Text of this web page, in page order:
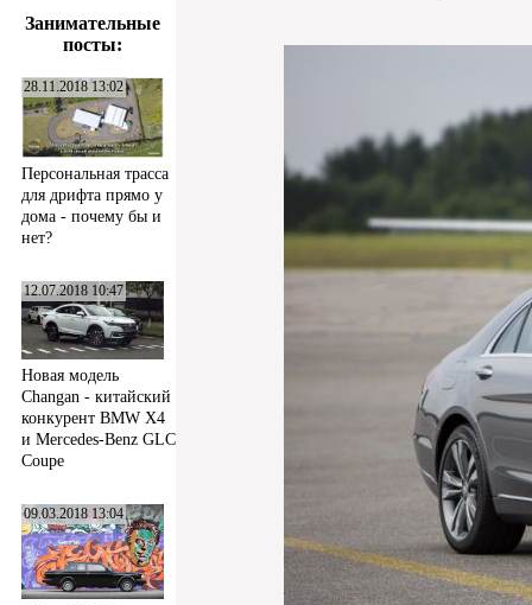
Занимательные
посты:
28.11.2018 13:02
Персональная трасса
для дрифта прямо у
дома - почему бы и
нет?
12.07.2018 10:47
Новая модель
Changan - китайский
конкурент BMW X4
и Mercedes-Benz GLC
Coupe
09.03.2018 13:04